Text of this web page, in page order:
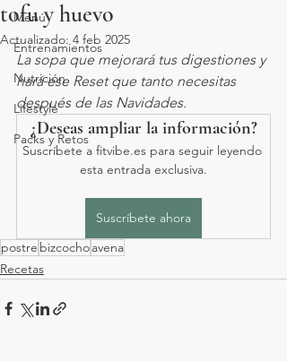
Menú
Entrenamientos
Nutrición
Lifestyle
Packs y Retos
tofu y huevo
Actualizado:4 feb 2025
La sopa que mejorará tus digestiones y
hará ese Reset que tanto necesitas
después de las Navidades.
¿Deseas ampliar la información?
Suscríbete a fitvibe.es para seguir leyendo
esta entrada exclusiva.
Suscríbete ahora
postre bizcochoavena
Recetas